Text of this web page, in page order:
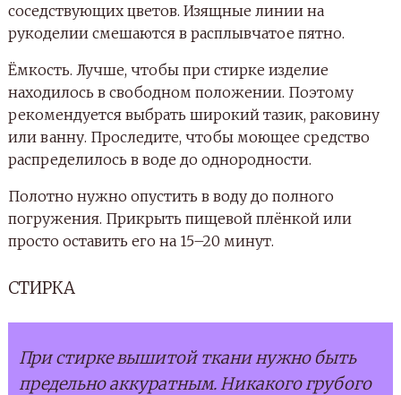
соседствующих цветов. Изящные линии на
рукоделии смешаются в расплывчатое пятно.
Ёмкость. Лучше, чтобы при стирке изделие
находилось в свободном положении. Поэтому
рекомендуется выбрать широкий тазик, раковину
или ванну. Проследите, чтобы моющее средство
распределилось в воде до однородности.
Полотно нужно опустить в воду до полного
погружения. Прикрыть пищевой плёнкой или
просто оставить его на 15–20 минут.
СТИРКА
При стирке вышитой ткани нужно быть
предельно аккуратным. Никакого грубого